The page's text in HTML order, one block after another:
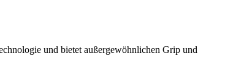
und bietet außergewöhnlichen Grip und